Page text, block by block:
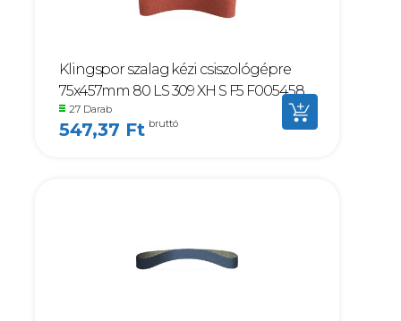
Klingspor szalag kézi csiszológépre
75x457mm 80 LS 309 XH S F5 F005458
27 Darab
547,37 Ft bruttó